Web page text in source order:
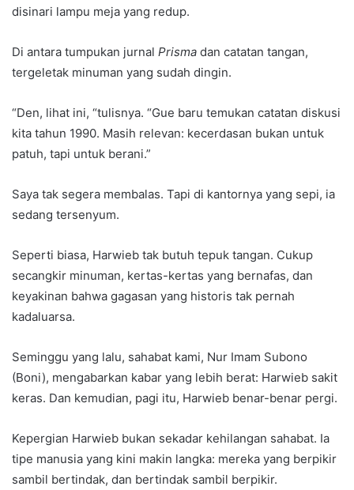
disinari lampu meja yang redup.
Di antara tumpukan jurnal Prisma dan catatan tangan,
tergeletak minuman yang sudah dingin.
“Den, lihat ini, “tulisnya. “Gue baru temukan catatan diskusi
kita tahun 1990. Masih relevan: kecerdasan bukan untuk
patuh, tapi untuk berani.”
Saya tak segera membalas. Tapi di kantornya yang sepi, ia
sedang tersenyum.
Seperti biasa, Harwieb tak butuh tepuk tangan. Cukup
secangkir minuman, kertas-kertas yang bernafas, dan
keyakinan bahwa gagasan yang historis tak pernah
kadaluarsa.
Seminggu yang lalu, sahabat kami, Nur Imam Subono
(Boni), mengabarkan kabar yang lebih berat: Harwieb sakit
keras. Dan kemudian, pagi itu, Harwieb benar-benar pergi.
Kepergian Harwieb bukan sekadar kehilangan sahabat. Ia
tipe manusia yang kini makin langka: mereka yang berpikir
sambil bertindak, dan bertindak sambil berpikir.